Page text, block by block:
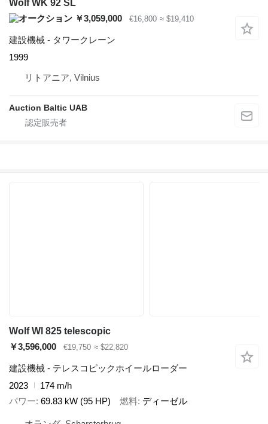
Wolf WK 92 SL
￥3,059,000
€16,800 ≈ $19,410
建設機械 - タワークレーン
1999
リトアニア, Vilnius
Auction Baltic UAB
Wolf Wl 825 telescopic
￥3,596,000
€19,750 ≈ $22,820
建設機械 - テレスコピックホイールローダー
2023
174 m/h
パワー 69.83 kW (95 HP) 燃料 ディーゼル